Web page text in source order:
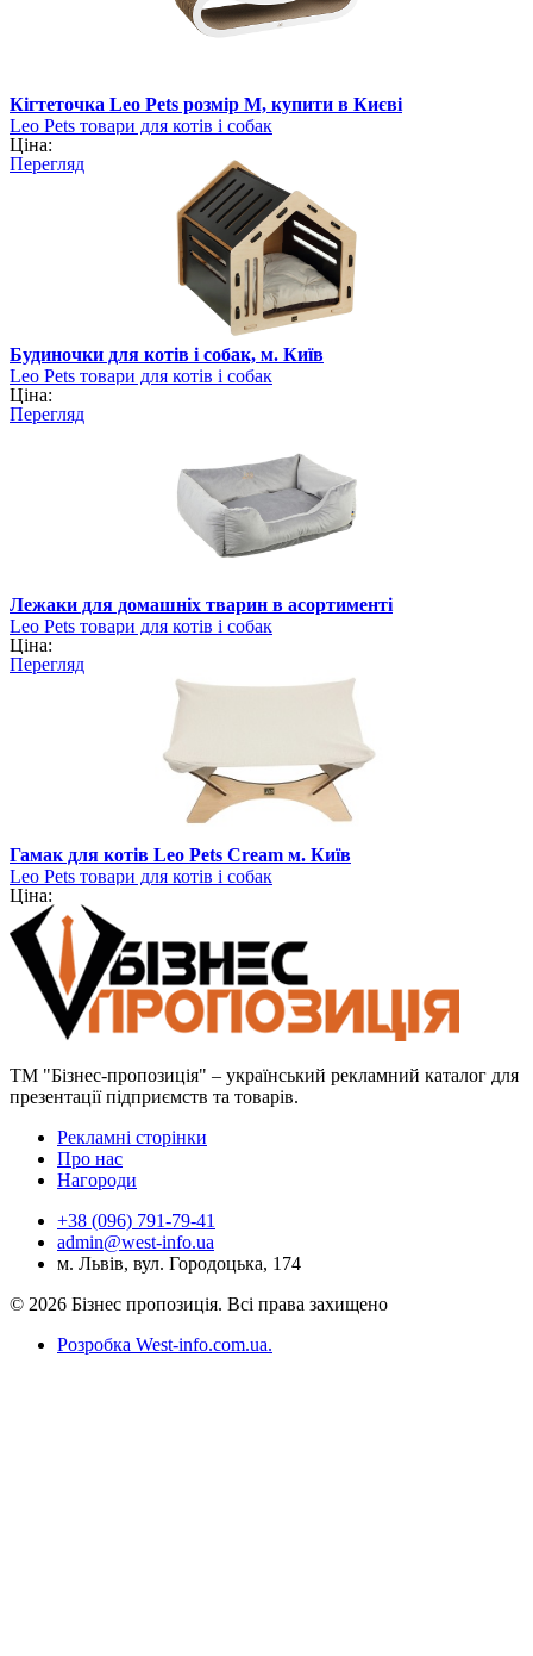
Кігтеточка Leo Pets розмір M, купити в Києві
Leo Pets товари для котів і собак
Ціна:
Перегляд
Будиночки для котів і собак, м. Київ
Leo Pets товари для котів і собак
Ціна:
Перегляд
Лежаки для домашніх тварин в асортименті
Leo Pets товари для котів і собак
Ціна:
Перегляд
Гамак для котів Leo Pets Cream м. Київ
Leo Pets товари для котів і собак
Ціна:
ТМ "Бізнес-пропозиція" – український рекламний каталог для
презентації підприємств та товарів.
Рекламні сторінки
Про нас
Нагороди
+38 (096) 791-79-41
admin@west-info.ua
м. Львів, вул. Городоцька, 174
© 2026 Бізнес пропозиція. Всі права захищено
Розробка West-info.com.ua.